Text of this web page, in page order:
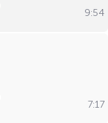
9:54
7:17